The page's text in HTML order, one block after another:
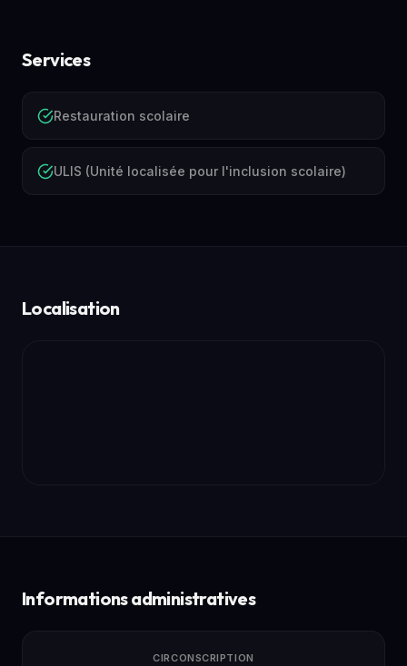
Services
Restauration scolaire
ULIS (Unité localisée pour l'inclusion scolaire)
Localisation
Informations administratives
CIRCONSCRIPTION